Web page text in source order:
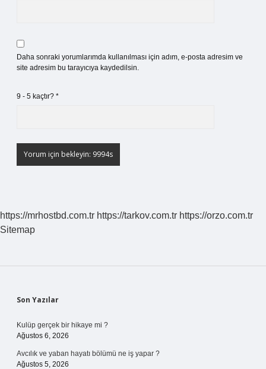
Daha sonraki yorumlarımda kullanılması için adım, e-posta adresim ve
site adresim bu tarayıcıya kaydedilsin.
9 - 5 kaçtır? *
https://mrhostbd.com.tr https://tarkov.com.tr https://orzo.com.tr
Sitemap
Sidebar
Son Yazılar
Kulüp gerçek bir hikaye mi ?
Ağustos 6, 2026
Avcılık ve yaban hayatı bölümü ne iş yapar ?
Ağustos 5, 2026